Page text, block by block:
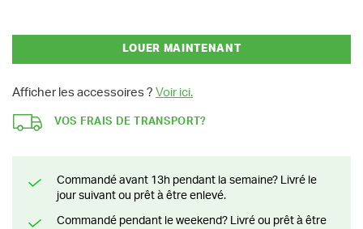
LOUER MAINTENANT
Afficher les accessoires ? Voir ici.
VOS FRAIS DE TRANSPORT?
Commandé avant 13h pendant la semaine? Livré le
jour suivant ou prêt à être enlevé.
Commandé pendant le weekend? Livré ou prêt à être